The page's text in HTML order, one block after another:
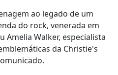
ao legado de um
do rock, venerada em
Walker, especialista
da Christie's